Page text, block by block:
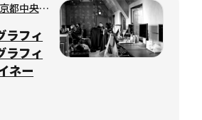
都中央区
ラフィ
ラフィ
ネー